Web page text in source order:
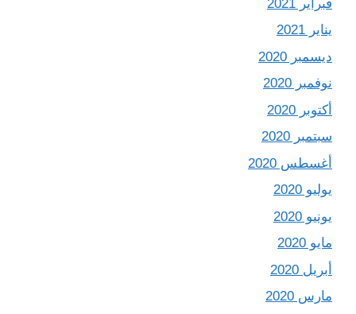
فبراير 2021
يناير 2021
ديسمبر 2020
نوفمبر 2020
أكتوبر 2020
سبتمبر 2020
أغسطس 2020
يوليو 2020
يونيو 2020
مايو 2020
أبريل 2020
مارس 2020